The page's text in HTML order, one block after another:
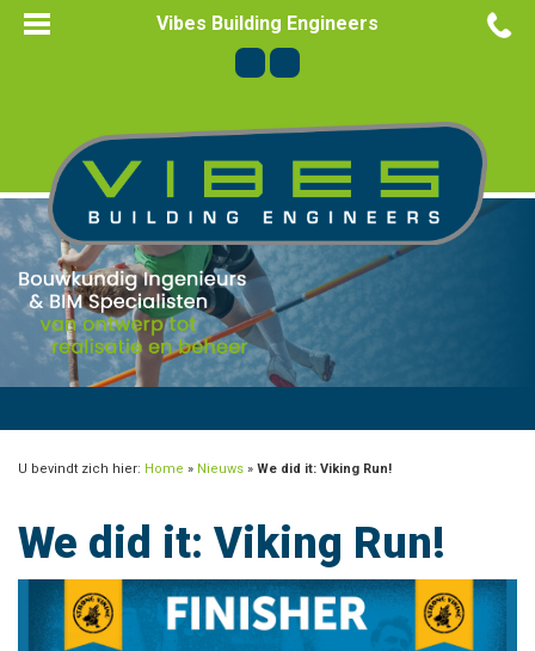
Vibes Building Engineers
U bevindt zich hier: Home » Nieuws » We did it: Viking Run!
We did it: Viking Run!